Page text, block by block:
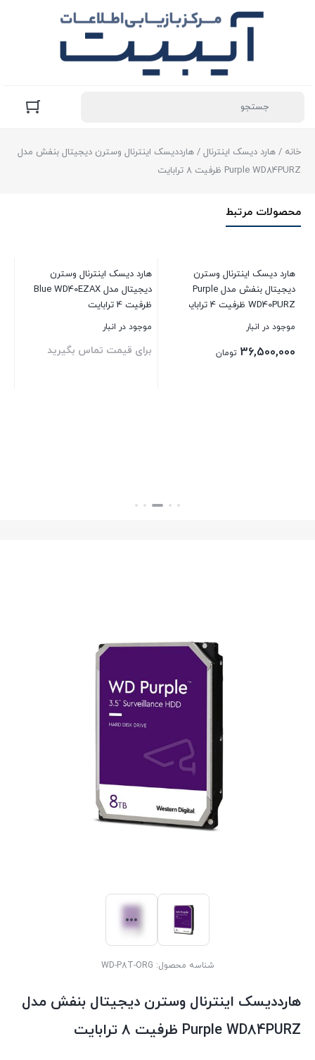
خانه / هارد دیسک اینترنال / هارددیسک اینترنال وسترن دیجیتال بنفش مدل
Purple WD84PURZ ظرفیت 8 ترابایت
محصولات مرتبط
هارد دیسک اینترنال وسترن
دیجیتال بنفش مدل Purple
WD40PURZ ظرفیت 4 ترابایت
موجود در انبار
36,500,000 تومان
هارد دیسک اینترنال وسترن
دیجیتال مدل Blue WD40EZAX
ظرفیت 4 ترابایت
موجود در انبار
برای قیمت تماس بگیرید
شناسه محصول: WD-P8T-ORG
هارددیسک اینترنال وسترن دیجیتال بنفش مدل
Purple WD84PURZ ظرفیت 8 ترابایت